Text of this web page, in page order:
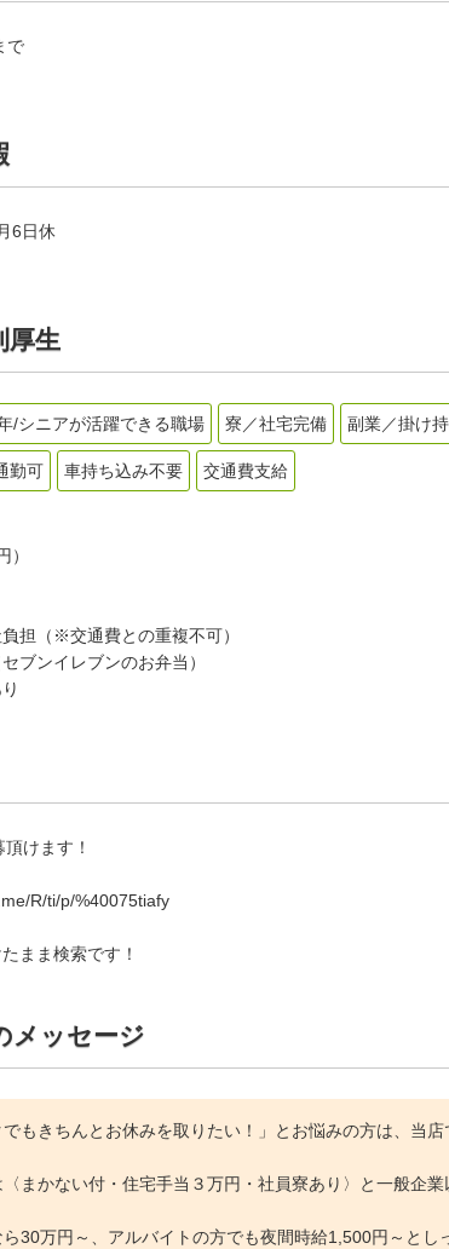
で
6日休
厚生
/シニアが活躍できる職場 寮／社宅完備 副業／掛け
勤可 車持ち込み不要 交通費支給
）
担（※交通費との重複不可）
ブンイレブンのお弁当）
けます！
R/ti/p/%40075tiafy
まま検索です！
メッセージ
でもきちんとお休みを取りたい！」とお悩みの方は、当
まかない付・住宅手当３万円・社員寮あり〉と一般企業
ら30万円～、アルバイトの方でも夜間時給1,500円～とし